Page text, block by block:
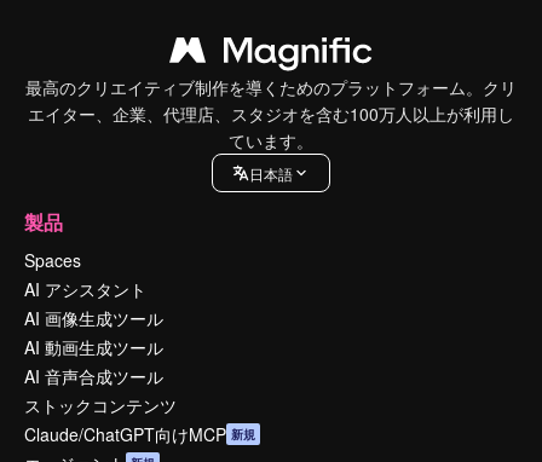
最高のクリエイティブ制作を導くためのプラットフォーム。クリ
エイター、企業、代理店、スタジオを含む100万人以上が利用し
ています。
日本語
製品
Spaces
AI アシスタント
AI 画像生成ツール
AI 動画生成ツール
AI 音声合成ツール
ストックコンテンツ
Claude/ChatGPT向けMCP 新規